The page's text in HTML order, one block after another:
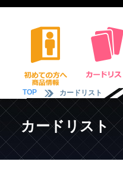
TOP カードリスト
カードリスト